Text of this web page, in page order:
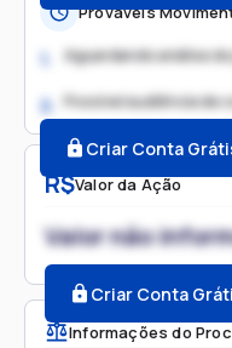
R$Valor da Ação
Valor não
Criar Conta
Informações do
Prováveis
1. Aguardando análise
2. Possível audiência de
Criar Conta